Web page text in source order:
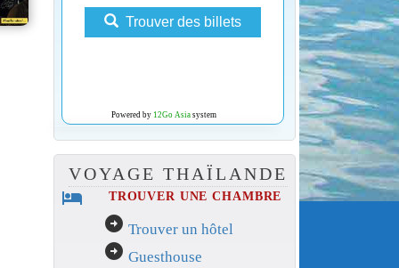
Trouver des billets
Powered by 12Go Asiasystem
VOYAGE THAÏLANDE
hotel TROUVER UNE CHAMBRE
arrow_circle_right Trouver un hôtel
arrow_circle_right Guesthouse